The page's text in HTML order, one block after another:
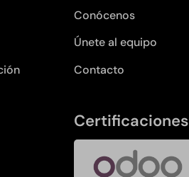
Conócenos
Únete al equipo
Contacto
Certificaciones